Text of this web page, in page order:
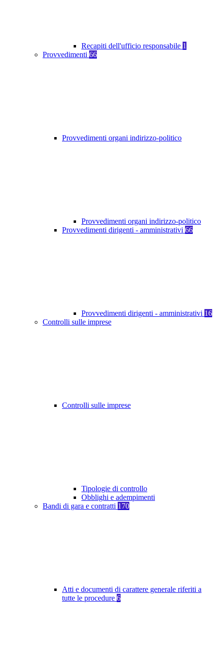
Recapiti dell'ufficio responsabile 1
Provvedimenti 66
Provvedimenti organi indirizzo-politico
Provvedimenti organi indirizzo-politico
Provvedimenti dirigenti - amministrativi 66
Provvedimenti dirigenti - amministrativi 16
Controlli sulle imprese
Controlli sulle imprese
Tipologie di controllo
Obblighi e adempimenti
Bandi di gara e contratti 170
Atti e documenti di carattere generale riferiti a
tutte le procedure 6